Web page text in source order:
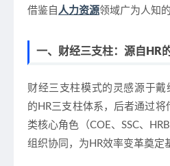
借鉴自 人力资源领域广为人知的
一、财经三支柱：源自HR
财经三支柱模式的灵感源于戴
的HR三支柱体系，后者通过将
类核心角色（COE、SSC、
组织协同，为HR效率变革奠定